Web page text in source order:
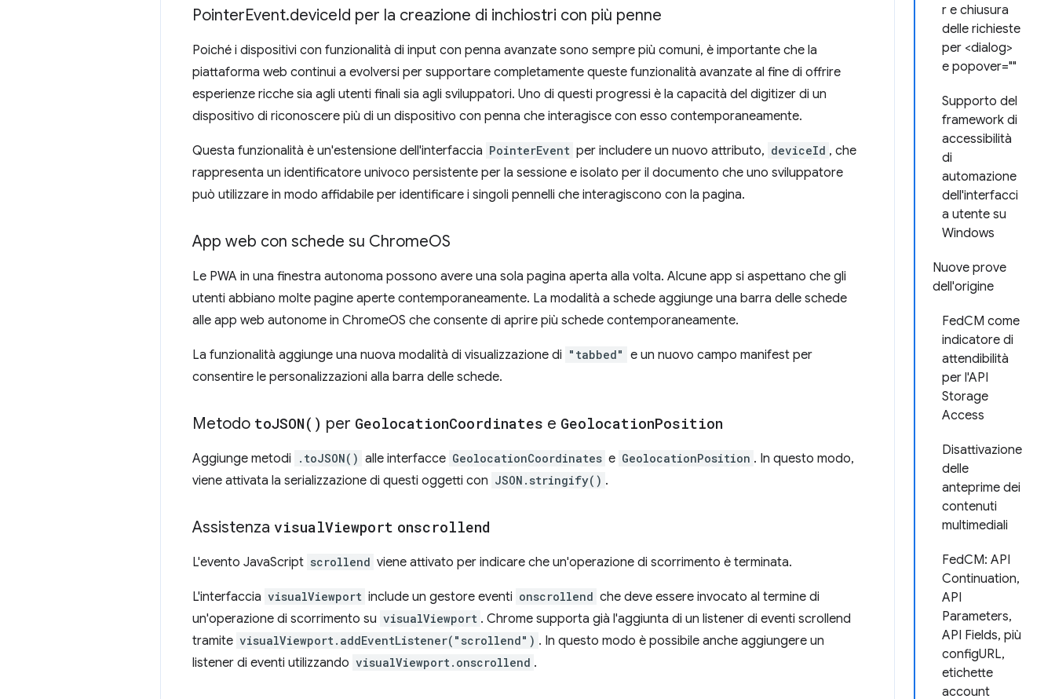
r e chiusura
delle richieste
per <dialog>
e popover=""
Supporto del
framework di
accessibilità
di
automazione
dell'interfacci
a utente su
Windows
Nuove prove
dell'origine
FedCM come
indicatore di
attendibilità
per l'API
Storage
Access
Disattivazione
delle
anteprime dei
contenuti
multimediali
FedCM: API
Continuation,
API
Parameters,
API Fields, più
configURL,
etichette
account
PointerEvent.deviceId per la creazione di inchiostri con più penne
Poiché i dispositivi con funzionalità di input con penna avanzate sono sempre più comuni, è importante che la
piattaforma web continui a evolversi per supportare completamente queste funzionalità avanzate al fine di offrire
esperienze ricche sia agli utenti finali sia agli sviluppatori. Uno di questi progressi è la capacità del digitizer di un
dispositivo di riconoscere più di un dispositivo con penna che interagisce con esso contemporaneamente.
Questa funzionalità è un'estensione dell'interfaccia PointerEvent per includere un nuovo attributo, deviceId , che
rappresenta un identificatore univoco persistente per la sessione e isolato per il documento che uno sviluppatore
può utilizzare in modo affidabile per identificare i singoli pennelli che interagiscono con la pagina.
App web con schede su ChromeOS
Le PWA in una finestra autonoma possono avere una sola pagina aperta alla volta. Alcune app si aspettano che gli
utenti abbiano molte pagine aperte contemporaneamente. La modalità a schede aggiunge una barra delle schede
alle app web autonome in ChromeOS che consente di aprire più schede contemporaneamente.
La funzionalità aggiunge una nuova modalità di visualizzazione di "tabbed" e un nuovo campo manifest per
consentire le personalizzazioni alla barra delle schede.
Metodo toJSON( ) per GeolocationCoordinates e GeolocationPosition
Aggiunge metodi .toJSON() alle interfacce GeolocationCoordinates e GeolocationPosition . In questo modo,
viene attivata la serializzazione di questi oggetti con JSON.stringify() .
Assistenza visualViewport onscrollend
L'evento JavaScript scrollend viene attivato per indicare che un'operazione di scorrimento è terminata.
L'interfaccia visualViewport include un gestore eventi onscrollend che deve essere invocato al termine di
un'operazione di scorrimento su visualViewport . Chrome supporta già l'aggiunta di un listener di eventi scrollend
tramite visualViewport.addEventListener("scrollend") . In questo modo è possibile anche aggiungere un
listener di eventi utilizzando visualViewport.onscrollend .